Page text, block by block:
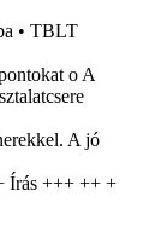
• TBLT
o A
A jó
Írás +++ ++ +